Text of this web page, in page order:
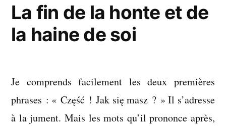
La fin de la honte et de
la haine de soi
Je comprends facilement les deux premières
phrases : « Część ! Jak się masz ? » Il s’adresse
à la jument. Mais les mots qu’il prononce après,